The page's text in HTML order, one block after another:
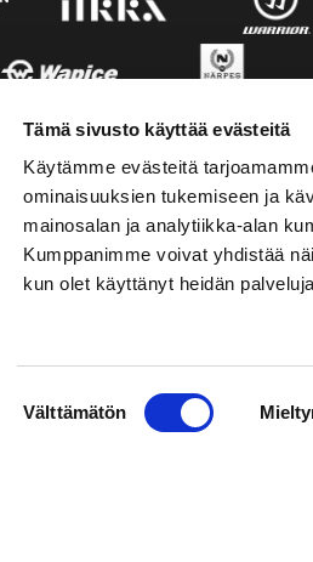
Tämä sivusto käyttää evästeitä
Käytämme evästeitä
ominaisuuksien tukemiseen ja
mainosalan ja analytiikka-alan
Kumppanimme voivat yhdistää
kun olet käyttänyt heidän
Välttämätön
Oy
Puh: 02 01 555